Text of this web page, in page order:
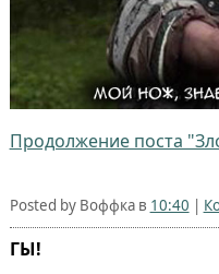
Продолжение поста
Posted by Воффка в 10:40 |
ГЫ!